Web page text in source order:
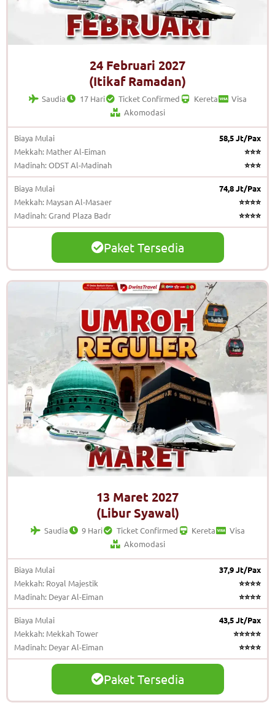
24 Februari 2027
(Itikaf Ramadan)
Saudia 17 Hari Ticket Confirmed Kereta
Visa
Akomodasi
Biaya Mulai
58,5 Jt/Pax
Mekkah: Mather Al-Eiman
⭐⭐⭐
Madinah: ODST Al-Madinah
⭐⭐⭐
Biaya Mulai
74,8 Jt/Pax
Mekkah: Maysan Al-Masaer
⭐⭐⭐⭐
Madinah: Grand Plaza Badr
⭐⭐⭐⭐
Paket Tersedia
13 Maret 2027
(Libur Syawal)
Saudia 9 Hari Ticket Confirmed Kereta
Visa
Akomodasi
Biaya Mulai
37,9 Jt/Pax
Mekkah: Royal Majestik
⭐⭐⭐⭐
Madinah: Deyar Al-Eiman
⭐⭐⭐⭐
Biaya Mulai
43,5 Jt/Pax
Mekkah: Mekkah Tower
⭐⭐⭐⭐⭐
Madinah: Deyar Al-Eiman
⭐⭐⭐⭐
Paket Tersedia